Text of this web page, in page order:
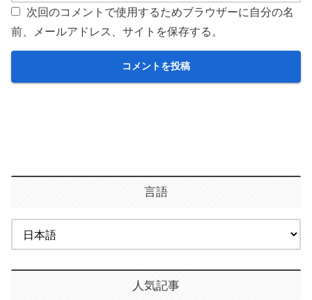
次回のコメントで使用するためブラウザーに自分の名
前、メールアドレス、サイトを保存する。
言語
人気記事